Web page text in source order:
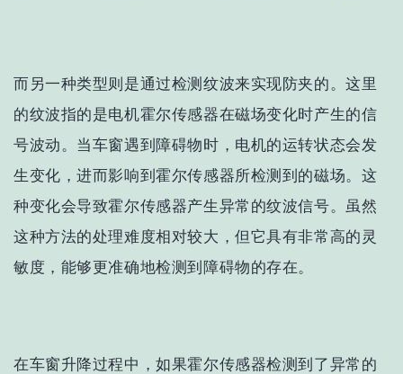
而另一种类型则是通过检测纹波来实现防夹的。这里
的纹波指的是电机霍尔传感器在磁场变化时产生的信
号波动。当车窗遇到障碍物时，电机的运转状态会发
生变化，进而影响到霍尔传感器所检测到的磁场。这
种变化会导致霍尔传感器产生异常的纹波信号。虽然
这种方法的处理难度相对较大，但它具有非常高的灵
敏度，能够更准确地检测到障碍物的存在。
在车窗升降过程中，如果霍尔传感器检测到了异常的